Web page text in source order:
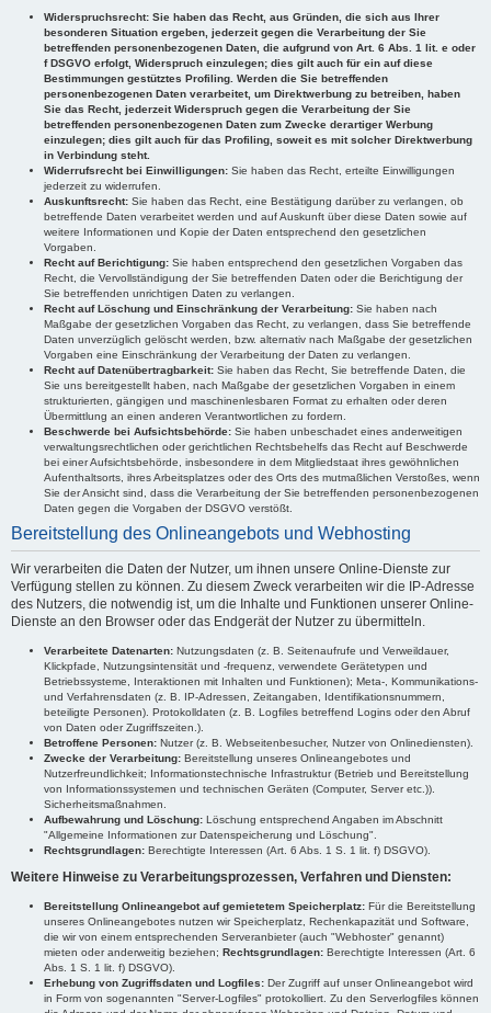
Widerspruchsrecht: Sie haben das Recht, aus Gründen, die sich aus Ihrer
besonderen Situation ergeben, jederzeit gegen die Verarbeitung der Sie
betreffenden personenbezogenen Daten, die aufgrund von Art. 6 Abs. 1 lit. e oder
f DSGVO erfolgt, Widerspruch einzulegen; dies gilt auch für ein auf diese
Bestimmungen gestütztes Profiling. Werden die Sie betreffenden
personenbezogenen Daten verarbeitet, um Direktwerbung zu betreiben, haben
Sie das Recht, jederzeit Widerspruch gegen die Verarbeitung der Sie
betreffenden personenbezogenen Daten zum Zwecke derartiger Werbung
einzulegen; dies gilt auch für das Profiling, soweit es mit solcher Direktwerbung
in Verbindung steht.
Widerrufsrecht bei Einwilligungen: Sie haben das Recht, erteilte Einwilligungen
jederzeit zu widerrufen.
Auskunftsrecht: Sie haben das Recht, eine Bestätigung darüber zu verlangen, ob
betreffende Daten verarbeitet werden und auf Auskunft über diese Daten sowie auf
weitere Informationen und Kopie der Daten entsprechend den gesetzlichen
Vorgaben.
Recht auf Berichtigung: Sie haben entsprechend den gesetzlichen Vorgaben das
Recht, die Vervollständigung der Sie betreffenden Daten oder die Berichtigung der
Sie betreffenden unrichtigen Daten zu verlangen.
Recht auf Löschung und Einschränkung der Verarbeitung: Sie haben nach
Maßgabe der gesetzlichen Vorgaben das Recht, zu verlangen, dass Sie betreffende
Daten unverzüglich gelöscht werden, bzw. alternativ nach Maßgabe der gesetzlichen
Vorgaben eine Einschränkung der Verarbeitung der Daten zu verlangen.
Recht auf Datenübertragbarkeit: Sie haben das Recht, Sie betreffende Daten, die
Sie uns bereitgestellt haben, nach Maßgabe der gesetzlichen Vorgaben in einem
strukturierten, gängigen und maschinenlesbaren Format zu erhalten oder deren
Übermittlung an einen anderen Verantwortlichen zu fordern.
Beschwerde bei Aufsichtsbehörde: Sie haben unbeschadet eines anderweitigen
verwaltungsrechtlichen oder gerichtlichen Rechtsbehelfs das Recht auf Beschwerde
bei einer Aufsichtsbehörde, insbesondere in dem Mitgliedstaat ihres gewöhnlichen
Aufenthaltsorts, ihres Arbeitsplatzes oder des Orts des mutmaßlichen Verstoßes, wenn
Sie der Ansicht sind, dass die Verarbeitung der Sie betreffenden personenbezogenen
Daten gegen die Vorgaben der DSGVO verstößt.
Bereitstellung des Onlineangebots und Webhosting
Wir verarbeiten die Daten der Nutzer, um ihnen unsere Online-Dienste zur
Verfügung stellen zu können. Zu diesem Zweck verarbeiten wir die IP-Adresse
des Nutzers, die notwendig ist, um die Inhalte und Funktionen unserer Online-
Dienste an den Browser oder das Endgerät der Nutzer zu übermitteln.
Verarbeitete Datenarten: Nutzungsdaten (z. B. Seitenaufrufe und Verweildauer,
Klickpfade, Nutzungsintensität und -frequenz, verwendete Gerätetypen und
Betriebssysteme, Interaktionen mit Inhalten und Funktionen); Meta-, Kommunikations-
und Verfahrensdaten (z. B. IP-Adressen, Zeitangaben, Identifikationsnummern,
beteiligte Personen). Protokolldaten (z. B. Logfiles betreffend Logins oder den Abruf
von Daten oder Zugriffszeiten.).
Betroffene Personen: Nutzer (z. B. Webseitenbesucher, Nutzer von Onlinediensten).
Zwecke der Verarbeitung: Bereitstellung unseres Onlineangebotes und
Nutzerfreundlichkeit; Informationstechnische Infrastruktur (Betrieb und Bereitstellung
von Informationssystemen und technischen Geräten (Computer, Server etc.)).
Sicherheitsmaßnahmen.
Aufbewahrung und Löschung: Löschung entsprechend Angaben im Abschnitt
"Allgemeine Informationen zur Datenspeicherung und Löschung".
Rechtsgrundlagen: Berechtigte Interessen (Art. 6 Abs. 1 S. 1 lit. f) DSGVO).
Weitere Hinweise zu Verarbeitungsprozessen, Verfahren und Diensten:
Bereitstellung Onlineangebot auf gemietetem Speicherplatz: Für die Bereitstellung
unseres Onlineangebotes nutzen wir Speicherplatz, Rechenkapazität und Software,
die wir von einem entsprechenden Serveranbieter (auch "Webhoster" genannt)
mieten oder anderweitig beziehen; Rechtsgrundlagen: Berechtigte Interessen (Art. 6
Abs. 1 S. 1 lit. f) DSGVO).
Erhebung von Zugriffsdaten und Logfiles: Der Zugriff auf unser Onlineangebot wird
in Form von sogenannten "Server-Logfiles" protokolliert. Zu den Serverlogfiles können